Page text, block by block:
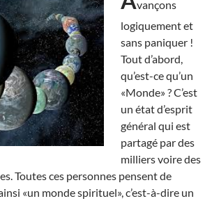
vançons
logiquement et
sans paniquer !
Tout d’abord,
qu’est-ce qu’un
«Monde» ? C’est
un état d’esprit
général qui est
partagé par des
milliers voire des
Toutes ces personnes pensent de
«un monde spirituel», c’est-à-dire un